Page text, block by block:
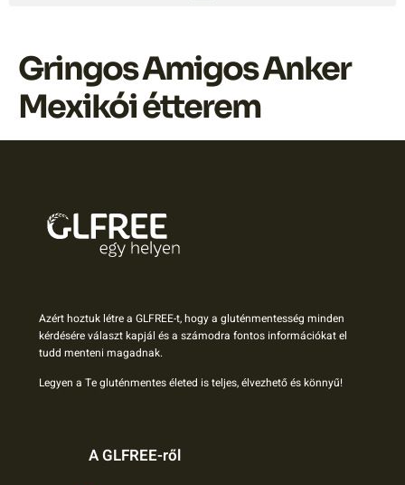
Gringos Amigos Anker
Mexikói étterem
Azért hoztuk létre a GLFREE-t, hogy a gluténmentesség minden
kérdésére választ kapjál és a számodra fontos információkat el
tudd menteni magadnak.
Legyen a Te gluténmentes életed is teljes, élvezhető és könnyű!
A GLFREE-ről